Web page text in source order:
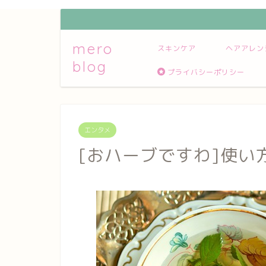
mero
blog
スキンケア ヘアアレン
プライバシーポリシー
エンタメ
[おハーブですわ]使い